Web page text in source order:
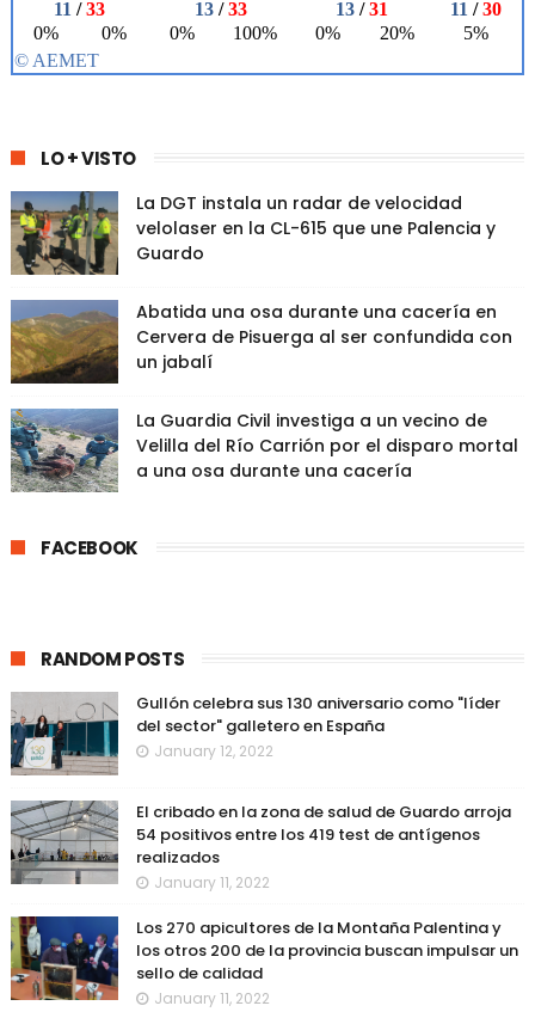
LO + VISTO
La DGT instala un radar de velocidad
velolaser en la CL-615 que une Palencia y
Guardo
Abatida una osa durante una cacería en
Cervera de Pisuerga al ser confundida con
un jabalí
La Guardia Civil investiga a un vecino de
Velilla del Río Carrión por el disparo mortal
a una osa durante una cacería
FACEBOOK
RANDOM POSTS
Gullón celebra sus 130 aniversario como "líder
del sector" galletero en España
January 12, 2022
El cribado en la zona de salud de Guardo arroja
54 positivos entre los 419 test de antígenos
realizados
January 11, 2022
Los 270 apicultores de la Montaña Palentina y
los otros 200 de la provincia buscan impulsar un
sello de calidad
January 11, 2022